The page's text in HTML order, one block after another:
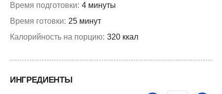
Время подготовки: 4 минуты
Время готовки: 25 минут
Калорийность на порцию: 320 ккал
ИНГРЕДИЕНТЫ